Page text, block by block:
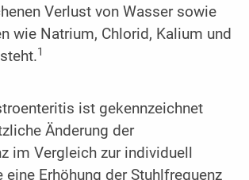
Verlust von Wasser sowie
wie Natrium, Chlorid, Kalium und
1
ist gekennzeichnet
Änderung der
im Vergleich zur individuell
Erhöhung der Stuhlfrequenz